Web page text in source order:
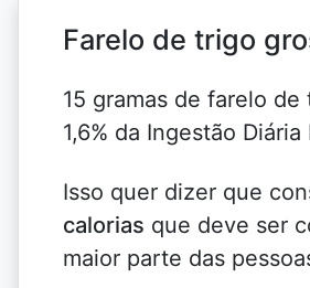
Farelo de trigo
15 gramas de farelo
1,6% da Ingestão
Isso quer dizer que
calorias que deve ser
maior parte das